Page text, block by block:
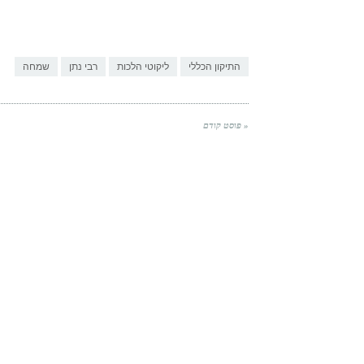
התיקון הכללי ליקוטי הלכות רבי נתן שמחה
« פוסט קודם